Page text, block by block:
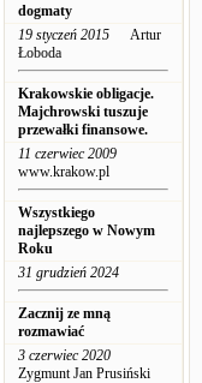
dogmaty
19 styczeń 2015 Artur
Łoboda
Krakowskie obligacje.
Majchrowski tuszuje
przewałki finansowe.
11 czerwiec 2009
www.krakow.pl
Wszystkiego
najlepszego w Nowym
Roku
31 grudzień 2024
Zacznij ze mną
rozmawiać
3 czerwiec 2020
Zygmunt Jan Prusiński